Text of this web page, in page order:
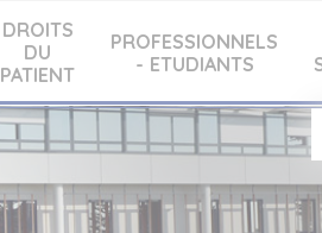
DROITS
DU
PATIENT
PROFESSIONNELS
- ETUDIANTS